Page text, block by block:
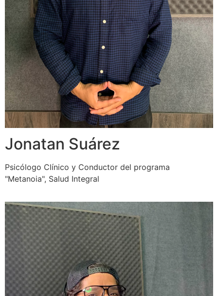
Jonatan Suárez
Psicólogo Clínico y Conductor del programa
"Metanoia", Salud Integral